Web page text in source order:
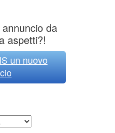
da
aspetti?!
un nuovo